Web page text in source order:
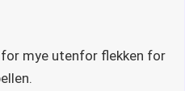
mye utenfor flekken for